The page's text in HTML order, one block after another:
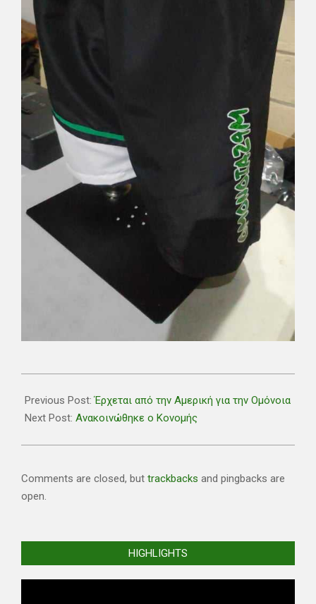
07-
09
Previous Post:Έρχεται από την Αμερική για την Ομόνοια
Next Post: Ανακοινώθηκε ο Κονομής
Comments are closed, but trackbacks and pingbacks are
open.
HIGHLIGHTS